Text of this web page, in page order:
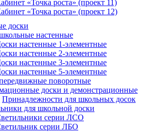
«Точка роста» (проект 11)
«Точка роста» (проект 12)
доски
настенные
настенные 1-элементные
настенные 2-элементные
настенные 3-элементные
настенные 5-элементные
поворотные
доски и демонстрационные
Принадлежности для школьных досок
для школьной доски
серии ЛСО
серии ЛБО